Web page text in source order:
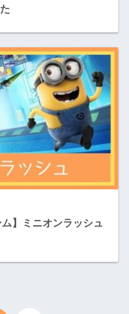
】ミニオンラッシュ